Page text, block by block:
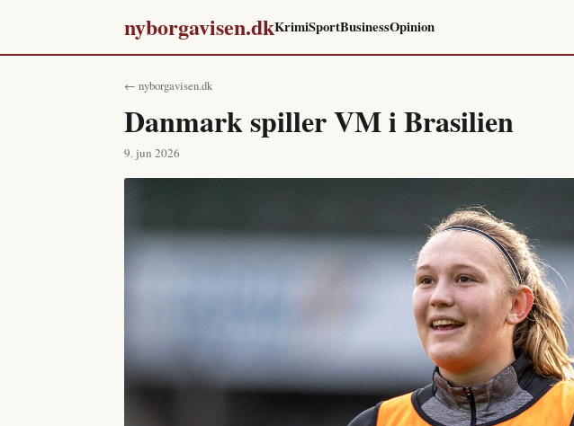
nyborgavisen.dkKrimiSportBusinessOpinion
← nyborgavisen.dk
Danmark spiller VM i Brasilien
9. jun 2026